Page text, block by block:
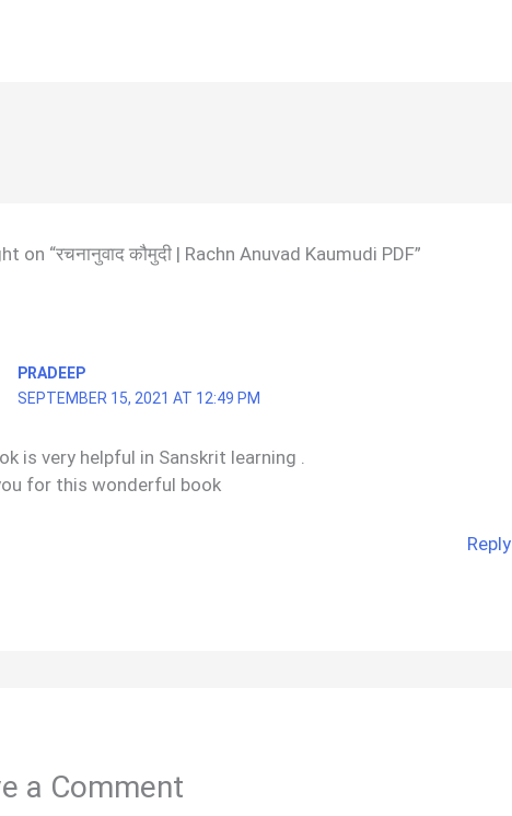
on “रचनानुवाद कौमुदी | Rachn Anuvad Kaumudi PDF”
PRADEEP
SEPTEMBER 15, 2021 AT 12:49 PM
is very helpful in Sanskrit learning .
for this wonderful book
Reply
a Comment